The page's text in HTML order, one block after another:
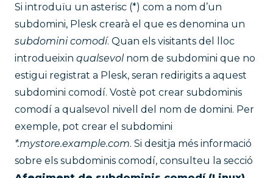
Si introduïu un asterisc (*) com a nom d’un
subdomini, Plesk crearà el que es denomina un
subdomini comodí. Quan els visitants del lloc
introdueixin qualsevolnom de subdomini que no
estigui registrat a Plesk, seran redirigits a aquest
subdomini comodí. Vostè pot crear subdominis
comodí a qualsevol nivell del nom de domini. Per
exemple, pot crear el subdomini
*.mystore.example.com. Si desitja més informació
sobre els subdominis comodí, consulteu la secció